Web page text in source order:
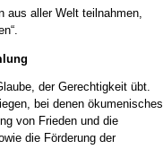
aus aller Welt teilnahmen,
der Gerechtigkeit übt.
bei denen ökumenisches
von Frieden und die
die Förderung der